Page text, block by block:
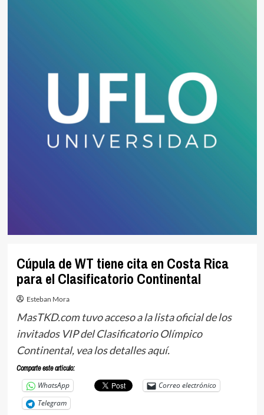
Cúpula de WT tiene cita en Costa Rica
para el Clasificatorio Continental
Esteban Mora
MasTKD.com tuvo acceso a la lista oficial de los
invitados VIP del Clasificatorio Olímpico
Continental, vea los detalles aquí.
Comparte este articulo:
WhatsApp
Correo electrónico
Telegram